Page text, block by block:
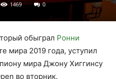
1469 0
обыграл Ронни
мира 2019 года, уступил
мира Джону Хиггинсу
во вторник.